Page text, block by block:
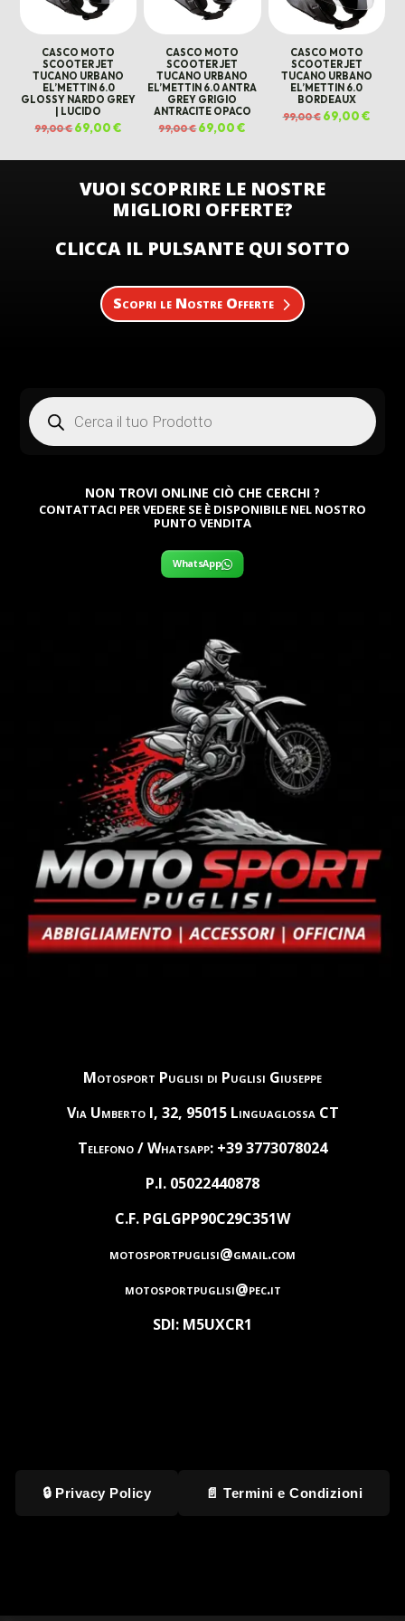
CASCO MOTO
SCOOTER JET
TUCANO URBANO
EL’METTIN 6.0
GLOSSY NARDO GREY
| LUCIDO
99,00€Il
prezzo
99,00 €.
69,00€
69,00 €.
CASCO MOTO
SCOOTER JET
TUCANO URBANO
EL’METTIN 6.0 ANTRA
GREY GRIGIO
ANTRACITE OPACO
99,00€Il
prezzo
99,00 €.
69,00€
69,00 €.
CASCO MOTO
SCOOTER JET
TUCANO URBANO
EL’METTIN 6.0
BORDEAUX
99,00€ Il
prezzo
69,00€Il
VUOI SCOPRIRE LE NOSTRE
MIGLIORI OFFERTE?
CLICCA IL PULSANTE QUI SOTTO
Scopri le Nostre Offerte
Products
search
NON TROVI ONLINE CIÒ CHE CERCHI ?
CONTATTACI PER VEDERE SE È DISPONIBILE NEL NOSTRO
PUNTO VENDITA
WhatsApp
Motosport Puglisi di Puglisi Giuseppe
Via Umberto I, 32, 95015 Linguaglossa CT
Telefono / Whatsapp: +39 3773078024
P.I. 05022440878
C.F. PGLGPP90C29C351W
motosportpuglisi@gmail.com
motosportpuglisi@pec.it
SDI: M5UXCR1
🔒 Privacy Policy 📄 Termini e Condizioni